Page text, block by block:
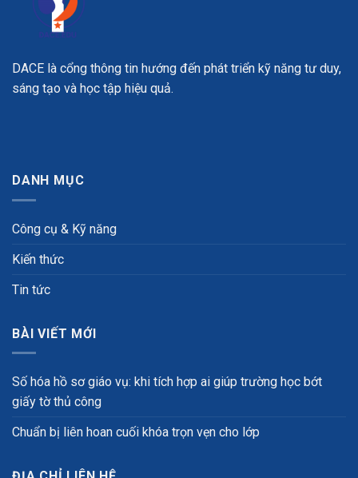
DACE là cổng thông tin hướng đến phát triển kỹ năng tư duy,
sáng tạo và học tập hiệu quả.
DANH MỤC
Công cụ & Kỹ năng
Kiến thức
Tin tức
BÀI VIẾT MỚI
Số hóa hồ sơ giáo vụ: khi tích hợp ai giúp trường học bớt
giấy tờ thủ công
Chuẩn bị liên hoan cuối khóa trọn vẹn cho lớp